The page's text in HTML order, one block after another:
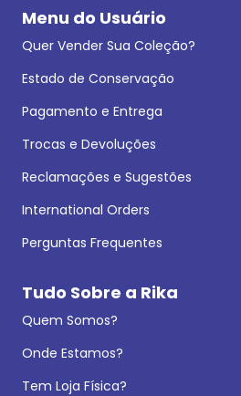
Menu do Usuário
Quer Vender Sua Coleção?
Estado de Conservação
Pagamento e Entrega
Trocas e Devoluções
Reclamações e Sugestões
International Orders
Perguntas Frequentes
Tudo Sobre a Rika
Quem Somos?
Onde Estamos?
Tem Loja Física?